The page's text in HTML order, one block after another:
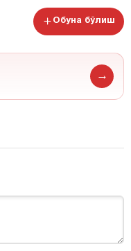
Обуна бўлиш
→